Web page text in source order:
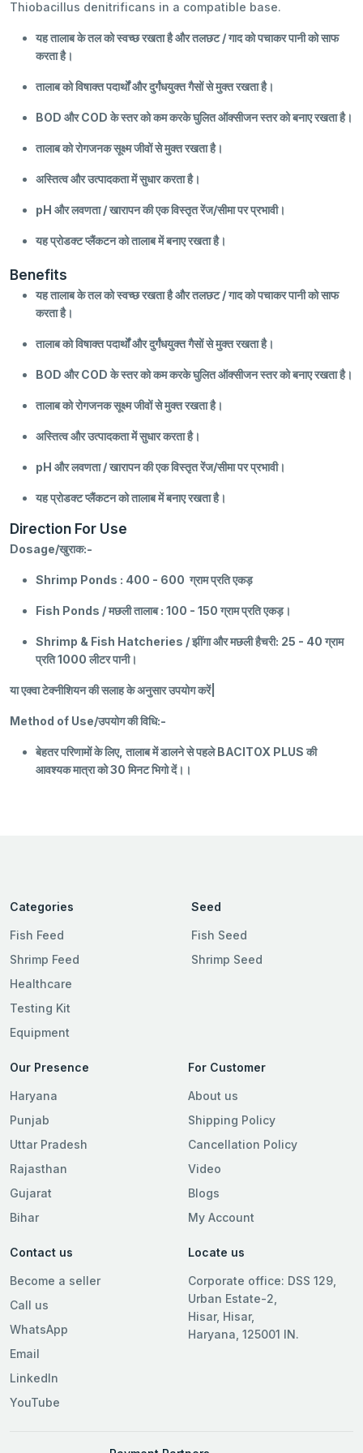
Thiobacillus denitrificans in a compatible base.
यह तालाब के तल को स्वच्छ रखता है और तलछट / गाद को पचाकर पानी को साफ
करता है।
तालाब को विषाक्त पदार्थों और दुर्गंधयुक्त गैसों से मुक्त रखता है।
BOD और COD के स्तर को कम करके घुलित ऑक्सीजन स्तर को बनाए रखता है।
तालाब को रोगजनक सूक्ष्म जीवों से मुक्त रखता है।
अस्तित्व और उत्पादकता में सुधार करता है।
pH और लवणता / खारापन की एक विस्तृत रेंज/सीमा पर प्रभावी।
यह प्रोडक्ट प्‍लैंकटन को तालाब में बनाए रखता है।
Benefits
यह तालाब के तल को स्वच्छ रखता है और तलछट / गाद को पचाकर पानी को साफ
करता है।
तालाब को विषाक्त पदार्थों और दुर्गंधयुक्त गैसों से मुक्त रखता है।
BOD और COD के स्तर को कम करके घुलित ऑक्सीजन स्तर को बनाए रखता है।
तालाब को रोगजनक सूक्ष्म जीवों से मुक्त रखता है।
अस्तित्व और उत्पादकता में सुधार करता है।
pH और लवणता / खारापन की एक विस्तृत रेंज/सीमा पर प्रभावी।
यह प्रोडक्ट प्‍लैंकटन को तालाब में बनाए रखता है।
Direction For Use
Dosage/खुराक:-
Shrimp Ponds : 400 - 600 ग्राम प्रति एकड़
Fish Ponds / मछली तालाब : 100 - 150 ग्राम प्रति एकड़।
Shrimp & Fish Hatcheries / झींगा और मछली हैचरी: 25 - 40 ग्राम
प्रति 1000 लीटर पानी।
या एक्वा टेक्नीशियन की सलाह के अनुसार उपयोग करें|
Method of Use/उपयोग की विधि:-
बेहतर परिणामों के लिए, तालाब में डालने से पहले BACITOX PLUS की
आवश्यक मात्रा को 30 मिनट भिगो दें।।
Categories
Fish Feed
Shrimp Feed
Healthcare
Testing Kit
Equipment
Seed
Fish Seed
Shrimp Seed
Our Presence
Haryana
Punjab
Uttar Pradesh
Rajasthan
Gujarat
Bihar
For Customer
About us
Shipping Policy
Cancellation Policy
Video
Blogs
My Account
Contact us
Become a seller
Call us
WhatsApp
Email
LinkedIn
YouTube
Locate us
Corporate office: DSS 129,
Urban Estate-2,
Hisar, Hisar,
Haryana, 125001 IN.